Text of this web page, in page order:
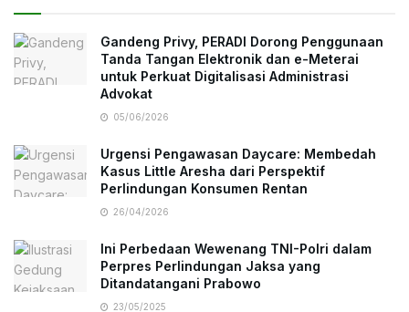
Gandeng Privy, PERADI Dorong Penggunaan
Tanda Tangan Elektronik dan e-Meterai
untuk Perkuat Digitalisasi Administrasi
Advokat
05/06/2026
Urgensi Pengawasan Daycare: Membedah
Kasus Little Aresha dari Perspektif
Perlindungan Konsumen Rentan
26/04/2026
Ini Perbedaan Wewenang TNI-Polri dalam
Perpres Perlindungan Jaksa yang
Ditandatangani Prabowo
23/05/2025